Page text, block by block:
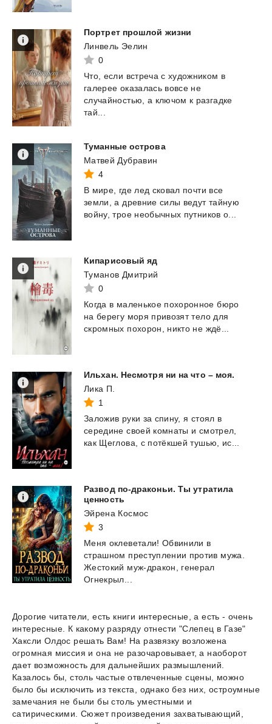
Портрет прошлой жизни
Линвель Эелин
0
Что, если встреча с художником в
галерее оказалась вовсе не
случайностью, а ключом к разгадке
тай...
Туманные острова
Матвей Дубравин
4
В мире, где лед сковал почти все
земли, а древние силы ведут тайную
войну, трое необычных путников о...
Кипарисовый яд
Туманов Дмитрий
0
Когда в маленькое похоронное бюро
на берегу моря привозят тело для
скромных похорон, никто не ждё...
Ильхан. Несмотря ни на что – моя.
Лика П.
1
Заложив руки за спину, я стоял в
середине своей комнаты и смотрел,
как Щеглова, с потёкшей тушью, ис...
Развод по-драконьи. Ты утратила
ценность
Эйрена Космос
3
Меня оклеветали! Обвинили в
страшном преступлении против мужа.
Жестокий муж-дракон, генерал
Огнекрыл...
Дорогие читатели, есть книги интересные, а есть - очень
интересные. К какому разряду отнести "Слепец в Газе"
Хаксли Олдос решать Вам! На развязку возложена
огромная миссия и она не разочаровывает, а наоборот
дает возможность для дальнейших размышлений.
Казалось бы, столь частые отвлеченные сцены, можно
было бы исключить из текста, однако без них, остроумные
замечания не были бы столь уместными и
сатирическими. Сюжет произведения захватывающий,